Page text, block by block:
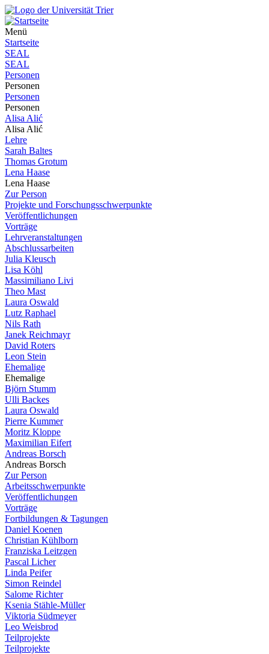
Menü
Startseite
SEAL
SEAL
Personen
Personen
Personen
Personen
Alisa Alić
Alisa Alić
Lehre
Sarah Baltes
Thomas Grotum
Lena Haase
Lena Haase
Zur Person
Projekte und Forschungsschwerpunkte
Veröffentlichungen
Vorträge
Lehrveranstaltungen
Abschlussarbeiten
Julia Kleusch
Lisa Köhl
Massimiliano Livi
Theo Mast
Laura Oswald
Lutz Raphael
Nils Rath
Janek Reichmayr
David Roters
Leon Stein
Ehemalige
Ehemalige
Björn Stumm
Ulli Backes
Laura Oswald
Pierre Kummer
Moritz Kloppe
Maximilian Eifert
Andreas Borsch
Andreas Borsch
Zur Person
Arbeitsschwerpunkte
Veröffentlichungen
Vorträge
Fortbildungen & Tagungen
Daniel Koenen
Christian Kühlborn
Franziska Leitzgen
Pascal Licher
Linda Peifer
Simon Reindel
Salome Richter
Ksenia Stähle-Müller
Viktoria Südmeyer
Leo Weisbrod
Teilprojekte
Teilprojekte